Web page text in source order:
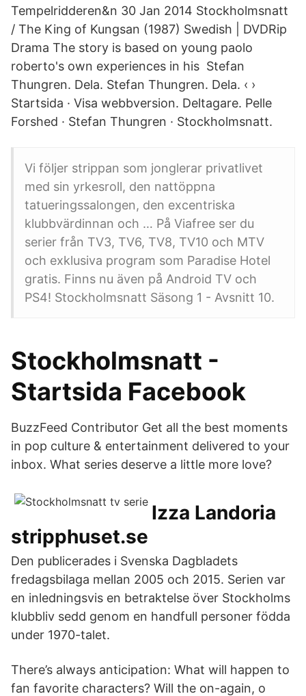
Tempelridderen&n 30 Jan 2014 Stockholmsnatt
/ The King of Kungsan (1987) Swedish | DVDRip
Drama The story is based on young paolo
roberto's own experiences in his Stefan
Thungren. Dela. Stefan Thungren. Dela. ‹ ›
Startsida · Visa webbversion. Deltagare. Pelle
Forshed · Stefan Thungren · Stockholmsnatt.
Vi följer strippan som jonglerar privatlivet
med sin yrkesroll, den nattöppna
tatueringssalongen, den excentriska
klubbvärdinnan och … På Viafree ser du
serier från TV3, TV6, TV8, TV10 och MTV
och exklusiva program som Paradise Hotel
gratis. Finns nu även på Android TV och
PS4! Stockholmsnatt Säsong 1 - Avsnitt 10.
Stockholmsnatt -
Startsida Facebook
BuzzFeed Contributor Get all the best moments
in pop culture & entertainment delivered to your
inbox. What series deserve a little more love?
Izza Landoria
stripphuset.se
Den publicerades i Svenska Dagbladets
fredagsbilaga mellan 2005 och 2015. Serien var
en inledningsvis en betraktelse över Stockholms
klubbliv sedd genom en handfull personer födda
under 1970-talet.
There’s always anticipation: What will happen to
fan favorite characters? Will the on-again, o